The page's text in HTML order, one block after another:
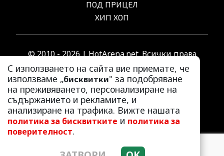
С използването на сайта вие приемате, че
използваме „бисквитки" за подобряване
на преживяването, персонализиране на
съдържанието и рекламите, и
анализиране на трафика. Вижте нашата
политика за бисквитките и политика за
поверителност.
ПОД ПРИЦЕЛ
ХИП ХОП
© 2010 - 2026 | HotArena.net. Всички права
запазени.
РЕКЛАМА
КОНТАКТИ
ОБЩИ УСЛОВИЯ
ПОЛИТИКА ЗА ПОВЕРИТЕЛНОСТ
ПОЛИТИКА ЗА БИСКВИТКИТЕ